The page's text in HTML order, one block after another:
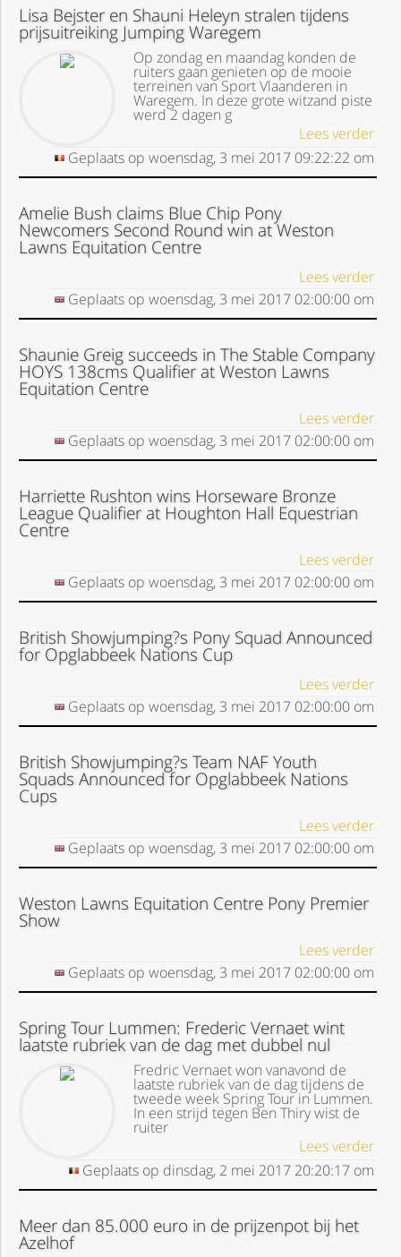
Lisa Bejster en Shauni Heleyn stralen tijdens
prijsuitreiking Jumping Waregem
Op zondag en maandag konden de
ruiters gaan genieten op de mooie
terreinen van Sport Vlaanderen in
Waregem. In deze grote witzand piste
werd 2 dagen g
Lees verder
Geplaats op woensdag, 3 mei 2017 09:22:22 om
Amelie Bush claims Blue Chip Pony
Newcomers Second Round win at Weston
Lawns Equitation Centre
Lees verder
Geplaats op woensdag, 3 mei 2017 02:00:00om
Shaunie Greig succeeds in The Stable Company
HOYS 138cms Qualifier at Weston Lawns
Equitation Centre
Lees verder
Geplaats op woensdag, 3 mei 2017 02:00:00om
Harriette Rushton wins Horseware Bronze
League Qualifier at Houghton Hall Equestrian
Centre
Lees verder
Geplaats op woensdag, 3 mei 2017 02:00:00om
British Showjumping?s Pony Squad Announced
for Opglabbeek Nations Cup
Lees verder
Geplaats op woensdag, 3 mei 2017 02:00:00om
British Showjumping?s Team NAF Youth
Squads Announced for Opglabbeek Nations
Cups
Lees verder
Geplaats op woensdag, 3 mei 2017 02:00:00om
Weston Lawns Equitation Centre Pony Premier
Show
Lees verder
Geplaats op woensdag, 3 mei 2017 02:00:00om
Spring Tour Lummen: Frederic Vernaet wint
laatste rubriek van de dag met dubbel nul
Fredric Vernaet won vanavond de
laatste rubriek van de dag tijdens de
tweede week Spring Tour in Lummen.
In een strijd tegen Ben Thiry wist de
ruiter
Lees verder
Geplaats op dinsdag, 2 mei 2017 20:20:17 om
Meer dan 85.000 euro in de prijzenpot bij het
Azelhof